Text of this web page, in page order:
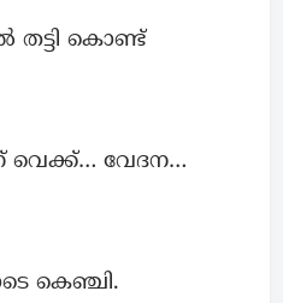
തട്ടി കൊണ്ട്
വെക്ക്… വേദന…
കെഞ്ചി.